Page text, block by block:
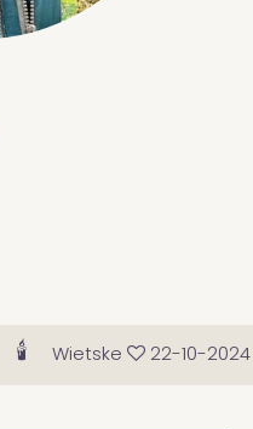
Wietske 22-10-2024